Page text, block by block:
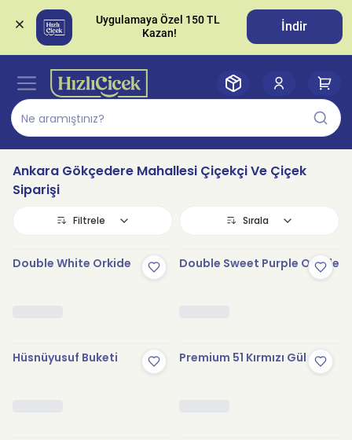
Uygulamaya Özel 150 TL
İndir
Ankara Gökçedere Mahallesi Çiçekçi Ve Çiçek
Siparişi
Filtrele Sırala
Double White Orkide Double Sweet Purple Orkide
Hüsnüyusuf Buketi Premium 51 Kırmızı Gül